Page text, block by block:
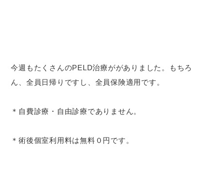
今週もたくさんのPELD治療ががありました。もちろ
ん、全員日帰りですし、全員保険適用です。
＊自費診療・自由診療でありません。
＊術後個室利用料は無料０円です。